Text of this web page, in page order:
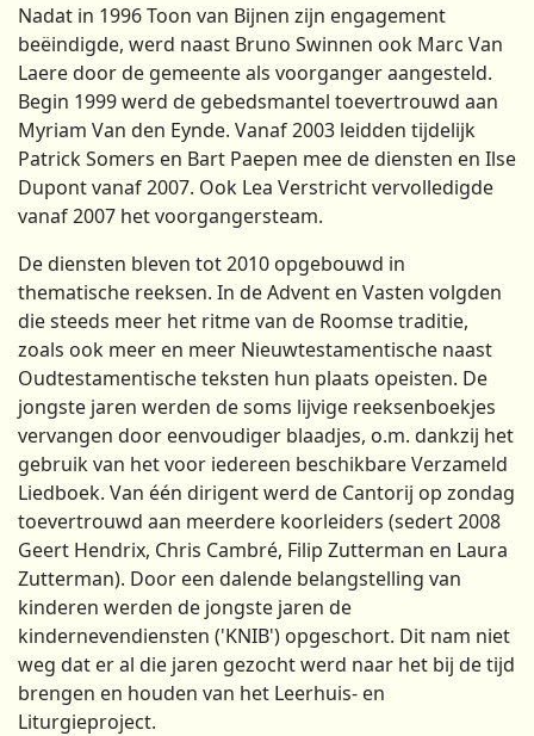
Nadat in 1996 Toon van Bijnen zijn engagement
beëindigde, werd naast Bruno Swinnen ook Marc Van
Laere door de gemeente als voorganger aangesteld.
Begin 1999 werd de gebedsmantel toevertrouwd aan
Myriam Van den Eynde. Vanaf 2003 leidden tijdelijk
Patrick Somers en Bart Paepen mee de diensten en Ilse
Dupont vanaf 2007. Ook Lea Verstricht vervolledigde
vanaf 2007 het voorgangersteam.
De diensten bleven tot 2010 opgebouwd in
thematische reeksen. In de Advent en Vasten volgden
die steeds meer het ritme van de Roomse traditie,
zoals ook meer en meer Nieuwtestamentische naast
Oudtestamentische teksten hun plaats opeisten. De
jongste jaren werden de soms lijvige reeksenboekjes
vervangen door eenvoudiger blaadjes, o.m. dankzij het
gebruik van het voor iedereen beschikbare Verzameld
Liedboek. Van één dirigent werd de Cantorij op zondag
toevertrouwd aan meerdere koorleiders (sedert 2008
Geert Hendrix, Chris Cambré, Filip Zutterman en Laura
Zutterman). Door een dalende belangstelling van
kinderen werden de jongste jaren de
kindernevendiensten ('KNIB') opgeschort. Dit nam niet
weg dat er al die jaren gezocht werd naar het bij de tijd
brengen en houden van het Leerhuis- en
Liturgieproject.